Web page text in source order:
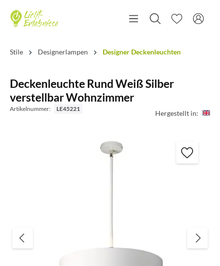
Stile Designerlampen Designer Deckenleuchten
Deckenleuchte Rund Weiß Silber
verstellbar Wohnzimmer
Artikelnummer: LE45221 Hergestellt in: